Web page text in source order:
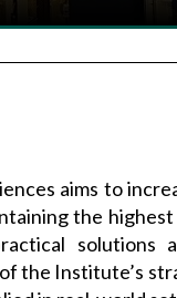
aims to
the highest
solutions
the Institute’s